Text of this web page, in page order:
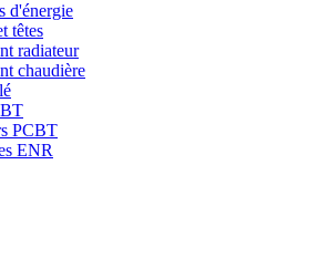
d'énergie
têtes
radiateur
chaudière
PCBT
ENR